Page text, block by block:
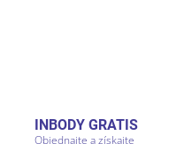
INBODY GRATIS
Objednajte a získajte